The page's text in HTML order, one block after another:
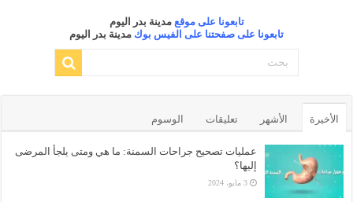
تابعونا على موقع مدينة بدر اليوم
تابعونا على صفحتنا على الفيس بوك مدينة بدر اليوم
الأخيرة الأشهر تعليقات الوسوم
عمليات تصحيح جراحات السمنة: ما هي ومتى يلجأ المرضى
إليها؟
3 مايو، 2024